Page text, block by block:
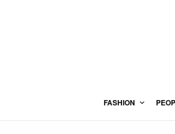
FASHION